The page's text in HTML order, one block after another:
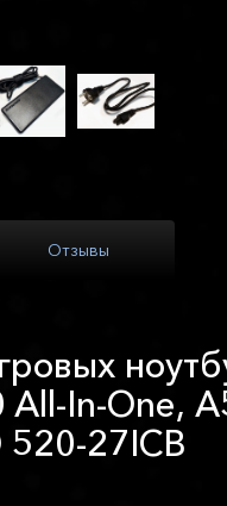
Отзывы
All-In-One,
520-27ICB